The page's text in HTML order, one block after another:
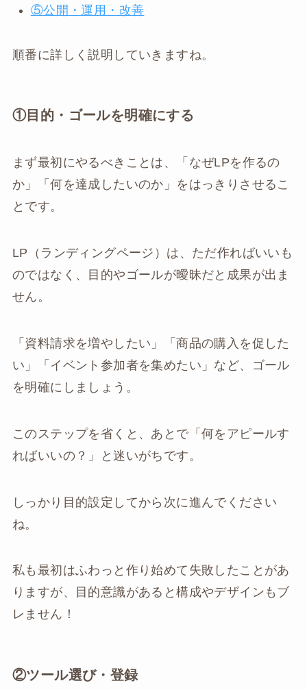
⑤公開・運用・改善
順番に詳しく説明していきますね。
①目的・ゴールを明確にする
まず最初にやるべきことは、「なぜLPを作るの
か」「何を達成したいのか」をはっきりさせるこ
とです。
LP（ランディングページ）は、ただ作ればいいも
のではなく、目的やゴールが曖昧だと成果が出ま
せん。
「資料請求を増やしたい」「商品の購入を促した
い」「イベント参加者を集めたい」など、ゴール
を明確にしましょう。
このステップを省くと、あとで「何をアピールす
ればいいの？」と迷いがちです。
しっかり目的設定してから次に進んでください
ね。
私も最初はふわっと作り始めて失敗したことがあ
りますが、目的意識があると構成やデザインもブ
レません！
②ツール選び・登録